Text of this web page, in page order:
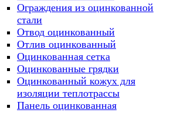
Ограждения из оцинкованной
стали
Отвод оцинкованный
Отлив оцинкованный
Оцинкованная сетка
Оцинкованные грядки
Оцинкованный кожух для
изоляции теплотрассы
Панель оцинкованная